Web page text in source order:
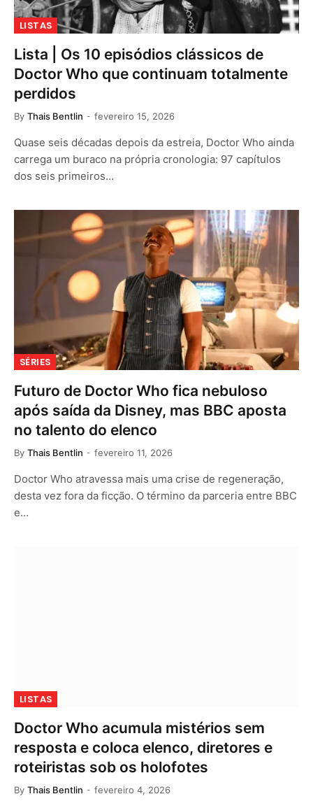
LISTAS
Lista | Os 10 episódios clássicos de
Doctor Who que continuam totalmente
perdidos
By Thais Bentlin fevereiro 15, 2026
Quase seis décadas depois da estreia, Doctor Who ainda
carrega um buraco na própria cronologia: 97 capítulos
dos seis primeiros…
SÉRIES
Futuro de Doctor Who fica nebuloso
após saída da Disney, mas BBC aposta
no talento do elenco
By Thais Bentlin fevereiro 11, 2026
Doctor Who atravessa mais uma crise de regeneração,
desta vez fora da ficção. O término da parceria entre BBC
e…
LISTAS
Doctor Who acumula mistérios sem
resposta e coloca elenco, diretores e
roteiristas sob os holofotes
By Thais Bentlin fevereiro 4, 2026